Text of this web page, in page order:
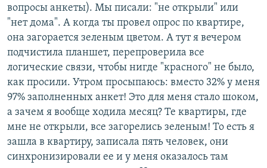
вопросы анкеты). Мы писали: "не открыли" или
"нет дома". А когда ты провел опрос по квартире,
она загорается зеленым цветом. А тут я вечером
подчистила планшет, перепроверила все
логические связи, чтобы нигде "красного" не было,
как просили. Утром просыпаюсь: вместо 32% у меня
97% заполненных анкет! Это для меня стало шоком,
а зачем я вообще ходила месяц? Те квартиры, где
мне не открыли, все загорелись зеленым! То есть я
зашла в квартиру, записала пять человек, они
синхронизировали ее и у меня оказалось там